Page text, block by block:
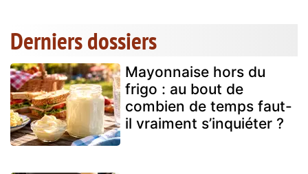
Derniers dossiers
Mayonnaise hors du
frigo : au bout de
combien de temps faut-
il vraiment s’inquiéter ?